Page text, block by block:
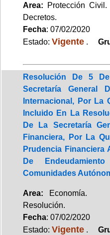
Area: Protección
Decretos.
Fecha: 07/02/2020
Estado: Vigente .
Resolución De 5
Secretaría General
Internacional, Por La
Incluido En La
De La Secretaría
Financiera, Por La
Prudencia Financiera
De
Comunidades
Area: Economía.
Resolución.
Fecha: 07/02/2020
Estado: Vigente .